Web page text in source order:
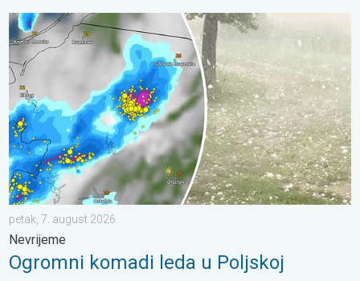
Ogromni komadi leda u Poljskoj. Nevrijeme. . . petak, 7.
petak, 7. august 2026.
Nevrijeme
Ogromni komadi leda u Poljskoj